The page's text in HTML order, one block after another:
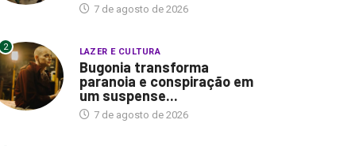
7 de agosto de 2026
2 LAZER E CULTURA
Bugonia transforma
paranoia e conspiração em
um suspense...
7 de agosto de 2026